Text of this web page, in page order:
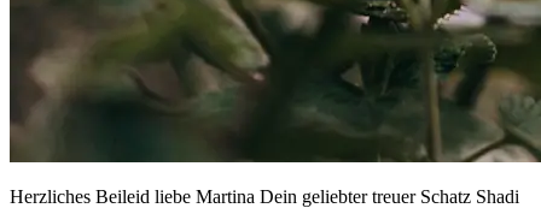
Herzliches Beileid liebe Martina Dein geliebter treuer Schatz Shadi